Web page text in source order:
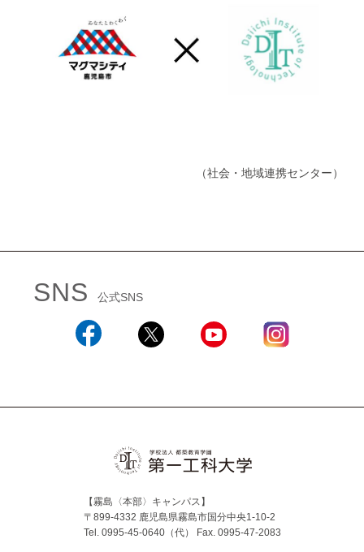
（社会・地域連携センター）
SNS 公式SNS
【霧島〈本部〉キャンパス】
〒899-4332 鹿児島県霧島市国分中央1-10-2
Tel. 0995-45-0640（代）
Fax. 0995-47-2083